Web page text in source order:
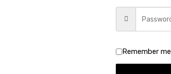
Remember me